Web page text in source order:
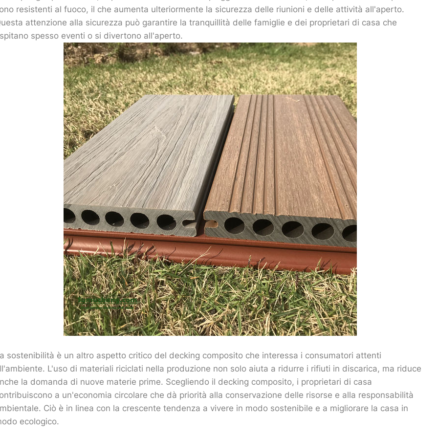
resistenti al fuoco, il che aumenta ulteriormente la sicurezza delle riunioni e delle attività all'aperto.
attenzione alla sicurezza può garantire la tranquillità delle famiglie e dei proprietari di casa che
spesso eventi o si divertono all'aperto.
sostenibilità è un altro aspetto critico del decking composito che interessa i consumatori attenti
L'uso di materiali riciclati nella produzione non solo aiuta a ridurre i rifiuti in discarica, ma riduce
la domanda di nuove materie prime. Scegliendo il decking composito, i proprietari di casa
a un'economia circolare che dà priorità alla conservazione delle risorse e alla responsabilità
Ciò è in linea con la crescente tendenza a vivere in modo sostenibile e a migliorare la casa in
ecologico.